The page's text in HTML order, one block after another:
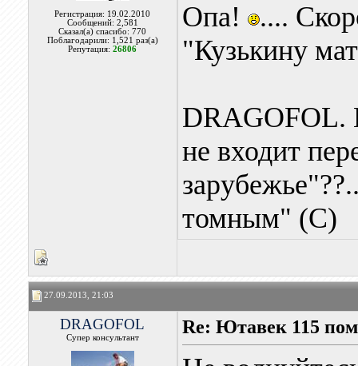
Регистрация: 19.02.2010
Сообщений: 2,581
Сказал(а) спасибо: 770
Поблагодарили: 1,521 раз(а)
Репутация:26806
Опа!
....
"Кузькину
DRAGOFOL.
не входит
томным" (С)
27.09.2013, 21:03
DRAGOFOL
Супер консультант
Re: Ютавек 115